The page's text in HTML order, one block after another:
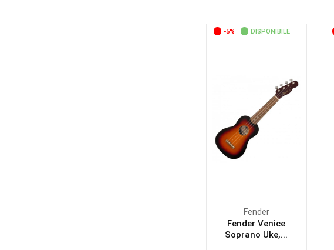
-5% DISPONIBILE
Fender
Fender Venice
Soprano Uke,...